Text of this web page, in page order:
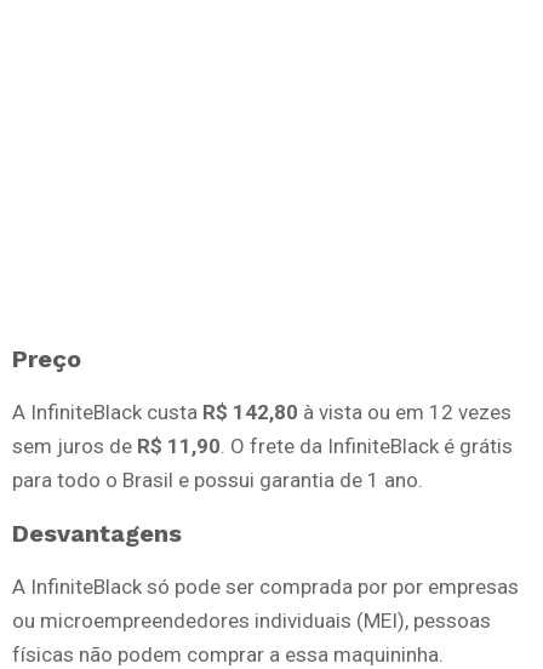
Preço
A InfiniteBlack custa R$ 142,80 à vista ou em 12 vezes
sem juros de R$ 11,90. O frete da InfiniteBlack é grátis
para todo o Brasil e possui garantia de 1 ano.
Desvantagens
A InfiniteBlack só pode ser comprada por por empresas
ou microempreendedores individuais (MEI), pessoas
físicas não podem comprar a essa maquininha.